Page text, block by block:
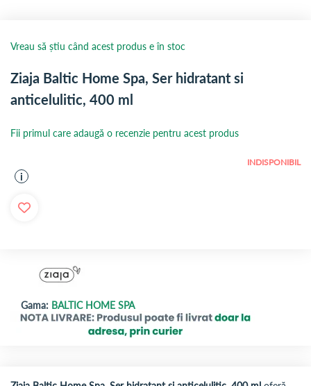
Gama: BALTIC HOME SPA
Ziaja Baltic Home Spa, Ser hidratant si
anticelulitic, 400 ml
INDISPONIBIL
Fii primul care adaugă o recenzie pentru acest produs
i
Vreau să știu când acest produs e în stoc